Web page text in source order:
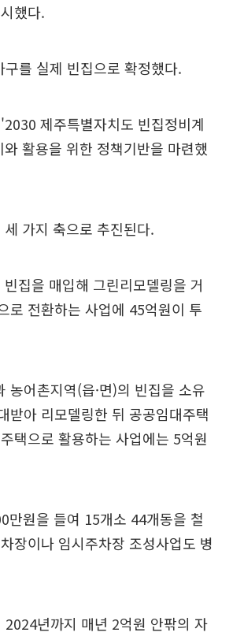
했다.
를 실제 빈집으로 확정했다.
제주특별자치도 빈집정비계
활용을 위한 정책기반을 마련했
가지 축으로 추진된다.
집을 매입해 그린리모델링을 거
로 전환하는 사업에 45억원이 투
농어촌지역(읍·면)의 빈집을 소유
받아 리모델링한 뒤 공공임대주택
택으로 활용하는 사업에는 5억원
만원을 들여 15개소 44개동을 철
장이나 임시주차장 조성사업도 병
년까지 매년 2억원 안팎의 자